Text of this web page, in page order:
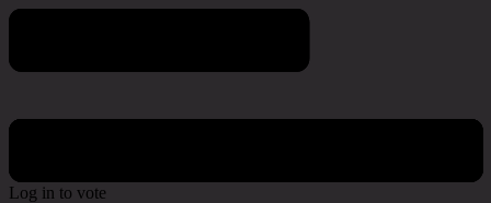
Poll & Survey
Log in to vote